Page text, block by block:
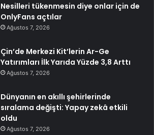
Nesilleri tükenmesin diye onlar için de
OnlyFans açtılar
Ağustos 7, 2026
Çin’de Merkezi Kit’lerin Ar-Ge
Yatırımları İlk Yarıda Yüzde 3,8 Arttı
Ağustos 7, 2026
Dünyanın en akıllı şehirlerinde
sıralama değişti: Yapay zekâ etkili
oldu
Ağustos 7, 2026